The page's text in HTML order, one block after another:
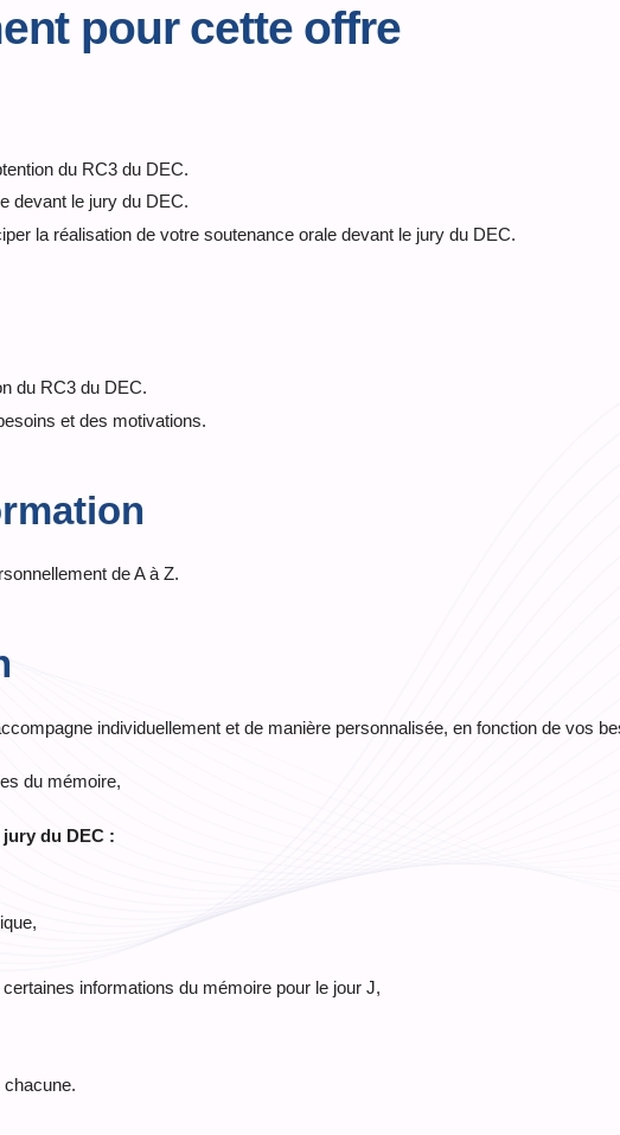
pour cette offre
du RC3 du DEC.
devant le jury du DEC.
la réalisation de votre soutenance orale devant le jury du DEC.
du RC3 du DEC.
et des motivations.
de A à Z.
individuellement et de manière personnalisée, en fonction de vos
du mémoire,
du DEC :
informations du mémoire pour le jour J,
chacune.